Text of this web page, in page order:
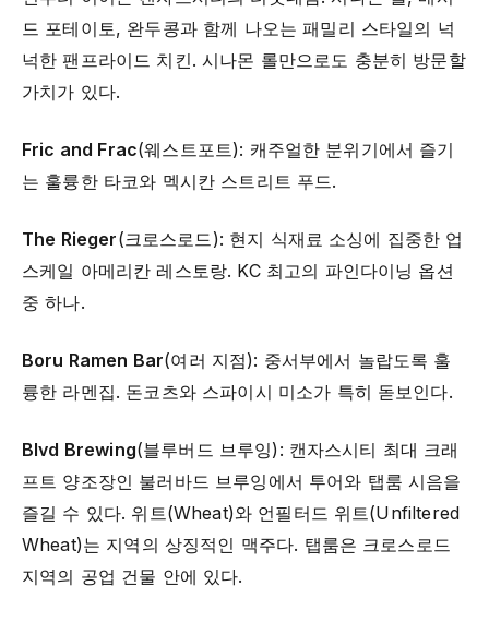
드 포테이토, 완두콩과 함께 나오는 패밀리 스타일의 넉
넉한 팬프라이드 치킨. 시나몬 롤만으로도 충분히 방문할
가치가 있다.
Fric and Frac(웨스트포트): 캐주얼한 분위기에서 즐기
는 훌륭한 타코와 멕시칸 스트리트 푸드.
The Rieger(크로스로드): 현지 식재료 소싱에 집중한 업
스케일 아메리칸 레스토랑. KC 최고의 파인다이닝 옵션
중 하나.
Boru Ramen Bar(여러 지점): 중서부에서 놀랍도록 훌
륭한 라멘집. 돈코츠와 스파이시 미소가 특히 돋보인다.
Blvd Brewing(블루버드 브루잉): 캔자스시티 최대 크래
프트 양조장인 불러바드 브루잉에서 투어와 탭룸 시음을
즐길 수 있다. 위트(Wheat)와 언필터드 위트(Unfiltered
Wheat)는 지역의 상징적인 맥주다. 탭룸은 크로스로드
지역의 공업 건물 안에 있다.